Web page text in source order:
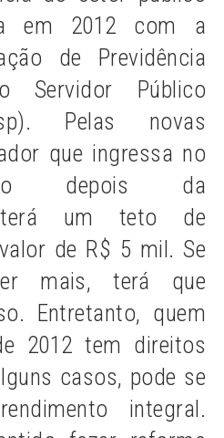
em 2012 com a
de Previdência
Servidor Público
Pelas novas
que ingressa no
depois da
terá um teto de
de R$ 5 mil. Se
mais, terá que
Entretanto, quem
2012 tem direitos
casos, pode se
integral.